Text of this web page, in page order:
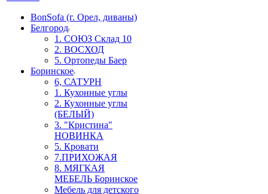
BonSofa (г. Орел, диваны)
Белгород
1. СОЮЗ Склад 10
2. ВОСХОД
5. Ортопеды Баер
Боринское
6, САТУРН
1. Кухонные углы
2. Кухонные углы
(БЕЛЫЙ)
3. "Кристина"
НОВИНКА
5. Кровати
7.ПРИХОЖАЯ
8. МЯГКАЯ
МЕБЕЛЬ Боринское
Мебель для детского